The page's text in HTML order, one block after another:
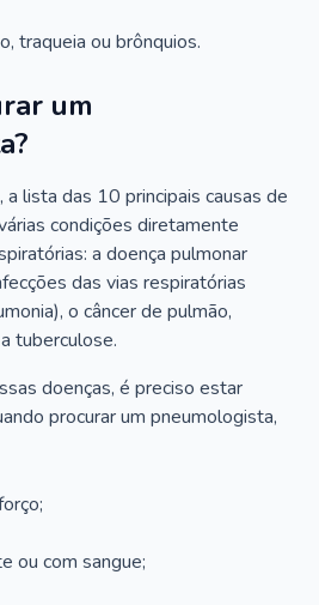
traqueia ou brônquios.
um
a lista das 10 principais causas de
condições diretamente
a doença pulmonar
das vias respiratórias
o câncer de pulmão,
tuberculose.
doenças, é preciso estar
procurar um pneumologista,
ou com sangue;